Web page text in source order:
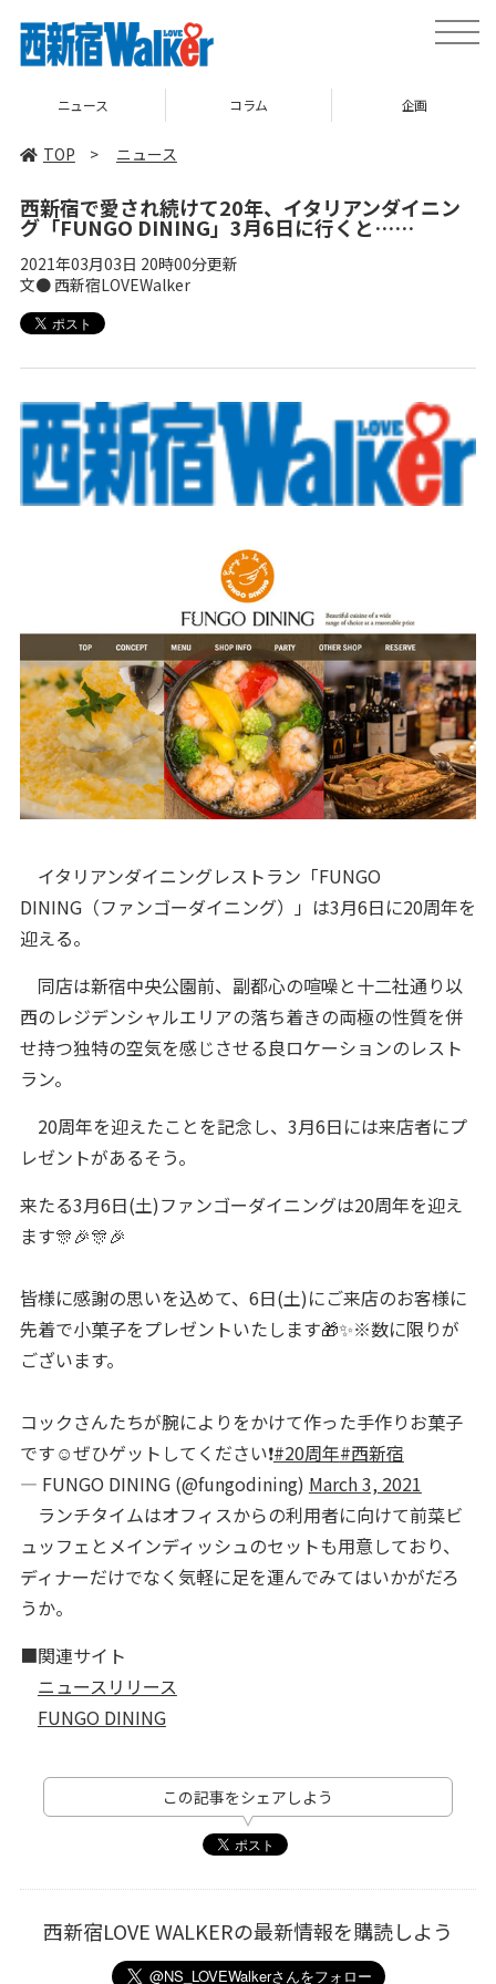
toggle
ニュース コラム 企画
TOP > ニュース
西新宿で愛され続けて20年、イタリアンダイニン
グ「FUNGO DINING」3月6日に行くと……
2021年03月03日 20時00分更新
文● 西新宿LOVEWalker
イタリアンダイニングレストラン「FUNGO
DINING（ファンゴーダイニング）」は3月6日に20周年を
迎える。
同店は新宿中央公園前、副都心の喧噪と十二社通り以
西のレジデンシャルエリアの落ち着きの両極の性質を併
せ持つ独特の空気を感じさせる良ロケーションのレスト
ラン。
20周年を迎えたことを記念し、3月6日には来店者にプ
レゼントがあるそう。
来たる3月6日(土)ファンゴーダイニングは20周年を迎え
ます🎊🎉🎊🎉
皆様に感謝の思いを込めて、6日(土)にご来店のお客様に
先着で小菓子をプレゼントいたします🎁✨※数に限りが
ございます。
コックさんたちが腕によりをかけて作った手作りお菓子
です☺️ぜひゲットしてください❗️#20周年#西新宿
— FUNGO DINING (@fungodining) March 3, 2021
ランチタイムはオフィスからの利用者に向けて前菜ビ
ュッフェとメインディッシュのセットも用意しており、
ディナーだけでなく気軽に足を運んでみてはいかがだろ
うか。
■関連サイト
ニュースリリース
FUNGO DINING
この記事をシェアしよう
西新宿LOVE WALKERの最新情報を購読しよう